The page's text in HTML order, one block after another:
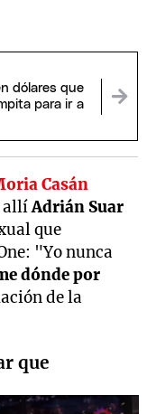
dólares que
para ir a
Casán
allíAdrián Suar
que
"Yo nunca
dónde por
de la
que